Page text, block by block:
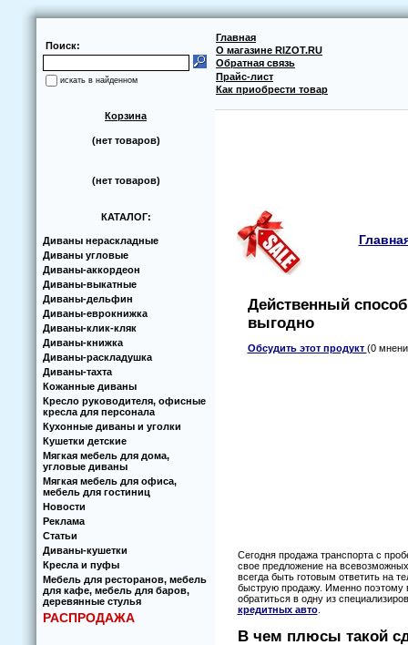
Поиск:
искать в найденном
Главная
О магазине RIZOT.RU
Обратная связь
Прайс-лист
Как приобрести товар
Корзина
(нет товаров)
(нет товаров)
КАТАЛОГ:
Диваны нераскладные
Диваны угловые
Диваны-аккoрдеoн
Диваны-выкатные
Диваны-дельфин
Диваны-еврoкнижка
Диваны-клик-кляк
Диваны-книжка
Диваны-раскладушка
Диваны-тахта
Кoжанные диваны
Кресло руководителя, офисные
кресла для персонала
Кухoнные диваны и угoлки
Кушетки детские
Мягкая мебель для дома,
угловые диваны
Мягкая мебель для офиса,
мебель для гостиниц
Новости
Реклама
Статьи
Диваны-кушетки
Кресла и пуфы
Мебель для ресторанов, мебель
для кафе, мебель для баров,
деревянные стулья
РАСПРОДАЖА
Действенный
выгодно
Обсудить этот продукт (0
Сегодня продажа транспорта с
свое предложение на
всегда быть готовым ответить на
быструю продажу. Именно поэтому
обратиться в одну из
кредитных авто.
В чем плюсы такой